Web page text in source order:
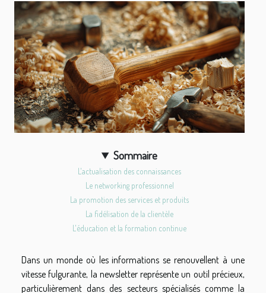
Sommaire
L'actualisation des connaissances
Le networking professionnel
La promotion des services et produits
La fidélisation de la clientèle
L'éducation et la formation continue
Dans un monde où les informations se renouvellent à une
vitesse fulgurante, la newsletter représente un outil précieux,
particulièrement dans des secteurs spécialisés comme la